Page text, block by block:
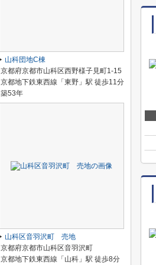
山科団地C棟
京都府京都市山科区西野様子見町1-15
京都地下鉄東西線「東野」駅 徒歩11分
築53年
山科区音羽沢町 売地
京都府京都市山科区音羽沢町
京都地下鉄東西線「山科」駅 徒歩8分